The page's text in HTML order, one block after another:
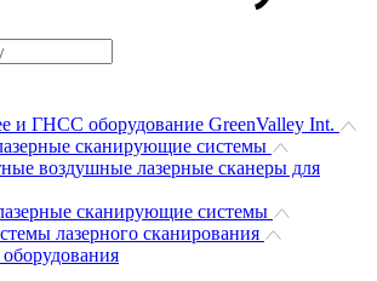
и ГНСС оборудование GreenValley Int.
сканирующие системы
воздушные лазерные сканеры для
сканирующие системы
лазерного сканирования